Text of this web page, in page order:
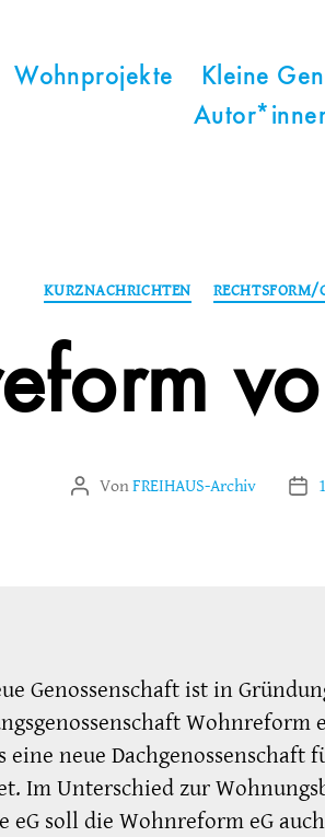
Wohnprojekte Kleine
KURZNACHRICHTEN RECHTSFORM/
Beitragsautor
VonFREIHAUS-Archiv
Genossenschaft ist in
Wohnreform
eine neue Dachgenossenschaft
Im Unterschied zur
eG soll die Wohnreform eG